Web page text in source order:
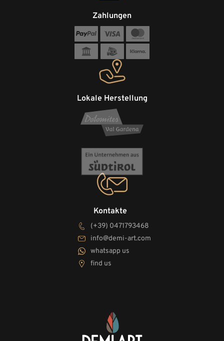
Kontakte
(+39) 0471793468
info@demi-art.com
whatsapp us
find us
Lokale Herstellung
Zahlungen